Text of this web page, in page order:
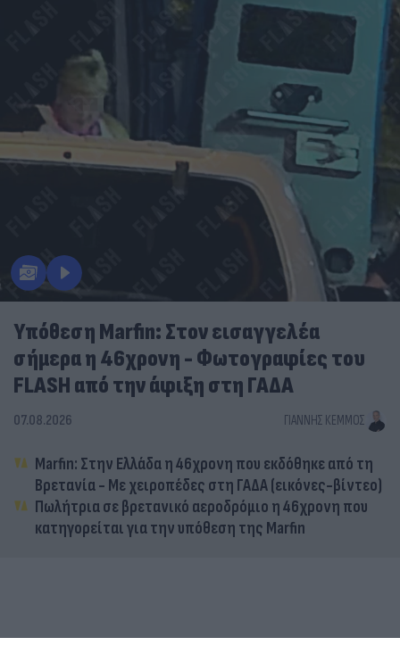
Υπόθεση Marfin: Στον εισαγγελέα
σήμερα η 46χρονη - Φωτογραφίες του
FLASH από την άφιξη στη ΓΑΔΑ
07.08.2026 ΓΙΆΝΝΗΣ ΚΈΜΜΟΣ
Marfin: Στην Ελλάδα η 46χρονη που εκδόθηκε από τη
Βρετανία - Με χειροπέδες στη ΓΑΔΑ (εικόνες-βίντεο)
Πωλήτρια σε βρετανικό αεροδρόμιο η 46χρονη που
κατηγορείται για την υπόθεση της Marfin